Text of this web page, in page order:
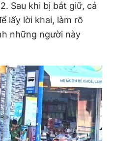
Liên hệ quảng cáo
thoại
Sau khi bị bắt giữ, cả
lấy lời khai, làm rõ
những người này